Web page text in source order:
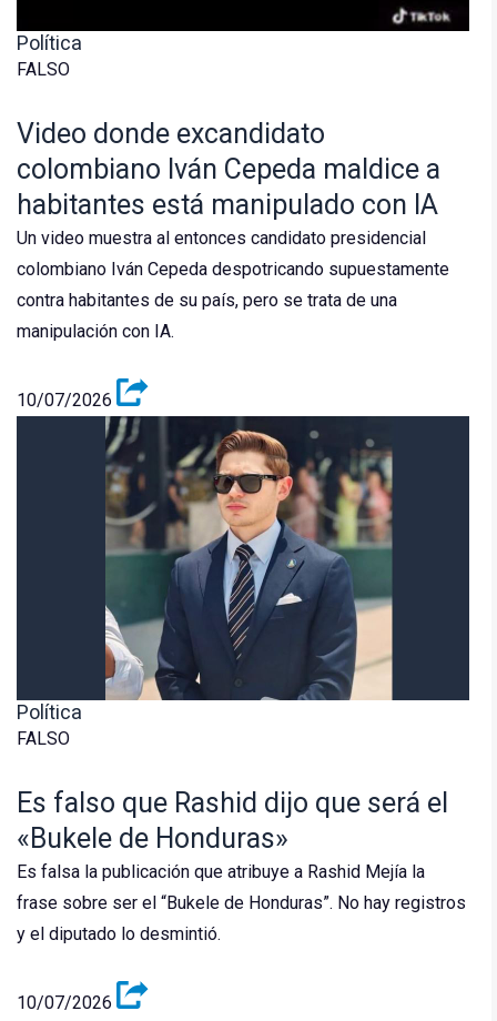
Política
FALSO
Video donde excandidato
colombiano Iván Cepeda maldice a
habitantes está manipulado con IA
Un video muestra al entonces candidato presidencial
colombiano Iván Cepeda despotricando supuestamente
contra habitantes de su país, pero se trata de una
manipulación con IA.
10/07/2026
Política
FALSO
Es falso que Rashid dijo que será el
«Bukele de Honduras»
Es falsa la publicación que atribuye a Rashid Mejía la
frase sobre ser el “Bukele de Honduras”. No hay registros
y el diputado lo desmintió.
10/07/2026